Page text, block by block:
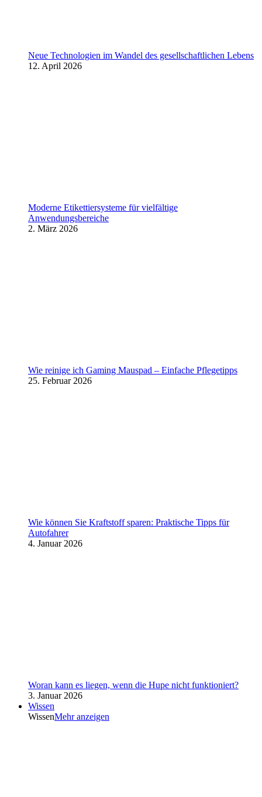
Neue Technologien im Wandel des gesellschaftlichen Lebens
12. April 2026
Moderne Etikettiersysteme für vielfältige
Anwendungsbereiche
2. März 2026
Wie reinige ich Gaming Mauspad – Einfache Pflegetipps
25. Februar 2026
Wie können Sie Kraftstoff sparen: Praktische Tipps für
Autofahrer
4. Januar 2026
Woran kann es liegen, wenn die Hupe nicht funktioniert?
3. Januar 2026
Wissen
WissenMehr anzeigen